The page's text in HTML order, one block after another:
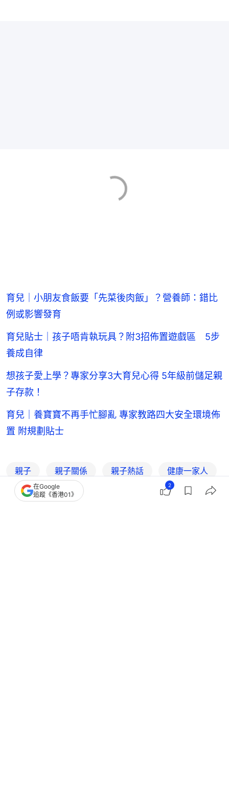
育兒｜小朋友食飯要「先菜後肉飯」？營養師：錯比
例或影響發育
育兒貼士｜孩子唔肯執玩具？附3招佈置遊戲區 5步
養成自律
想孩子愛上學？專家分享3大育兒心得 5年級前儲足親
子存款！
育兒｜養寶寶不再手忙腳亂 專家教路四大安全環境佈
置 附規劃貼士
親子 親子關係 親子熱話 健康一家人
育兒 教養
在Google
追蹤《香港01》
2